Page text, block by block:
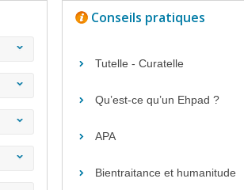
Conseils pratiques
Tutelle - Curatelle
Qu’est-ce qu’un Ehpad ?
APA
Bientraitance et humanitude